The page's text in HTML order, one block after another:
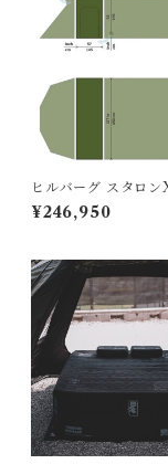
ヒルバーグ スタロン
ステンション タクテ
ル ポールセット
¥246,950